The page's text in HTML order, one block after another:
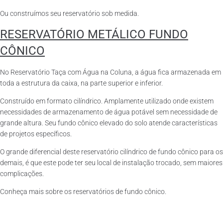
Ou construímos seu reservatório sob medida.
RESERVATÓRIO METÁLICO FUNDO
CÔNICO
No Reservatório Taça com Água na Coluna, a água fica armazenada em
toda a estrutura da caixa, na parte superior e inferior.
Construído em formato cilíndrico. Amplamente utilizado onde existem
necessidades de armazenamento de água potável sem necessidade de
grande altura. Seu fundo cônico elevado do solo atende características
de projetos específicos.
O grande diferencial deste reservatório cilíndrico de fundo cônico para os
demais, é que este pode ter seu local de instalação trocado, sem maiores
complicações.
Conheça mais sobre os reservatórios de fundo cônico.